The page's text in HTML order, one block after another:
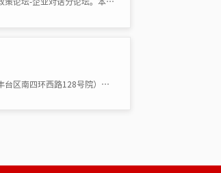
各有关单位： 中国国际经济技术合作促进会自2015年9月起已搬至北京诺德中心2号楼9层（北京市丰台区南四环西路128号院），现再次声明，北京�